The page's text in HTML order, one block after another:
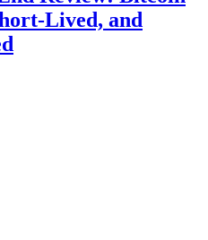
Lived, and